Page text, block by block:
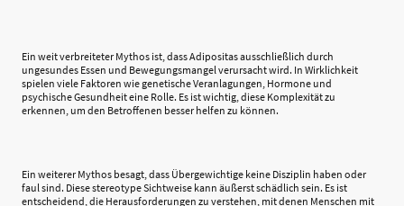
Ein weit verbreiteter Mythos ist, dass Adipositas ausschließlich durch
ungesundes Essen und Bewegungsmangel verursacht wird. In Wirklichkeit
spielen viele Faktoren wie genetische Veranlagungen, Hormone und
psychische Gesundheit eine Rolle. Es ist wichtig, diese Komplexität zu
erkennen, um den Betroffenen besser helfen zu können.
Ein weiterer Mythos besagt, dass Übergewichtige keine Disziplin haben oder
faul sind. Diese stereotype Sichtweise kann äußerst schädlich sein. Es ist
entscheidend, die Herausforderungen zu verstehen, mit denen Menschen mit